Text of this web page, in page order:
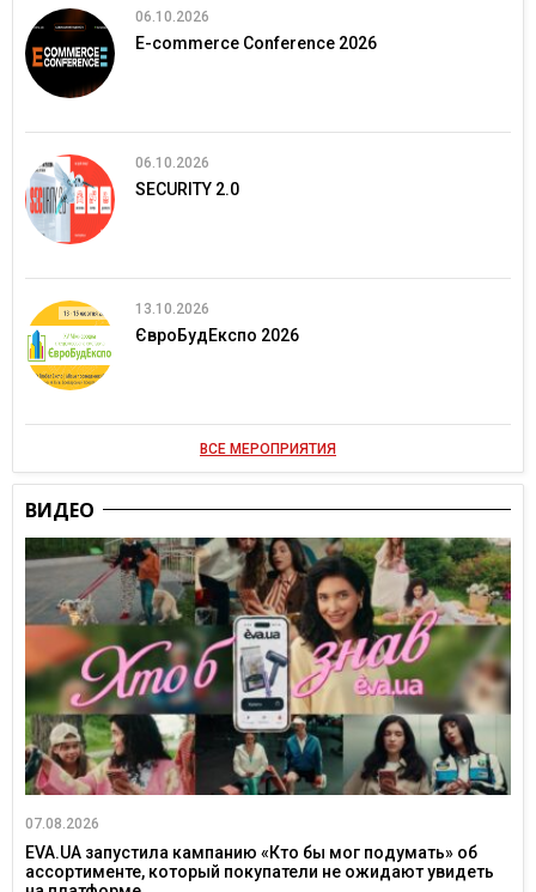
06.10.2026
E-commerce Conference 2026
06.10.2026
SECURITY 2.0
13.10.2026
ЄвроБудЕкспо 2026
ВСЕ МЕРОПРИЯТИЯ
ВИДЕО
07.08.2026
EVA.UA запустила кампанию «Кто бы мог подумать» об
ассортименте, который покупатели не ожидают увидеть